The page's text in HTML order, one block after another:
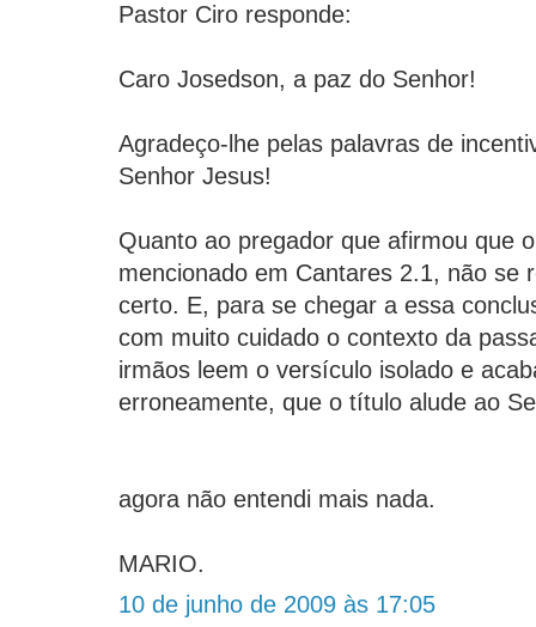
Pastor Ciro responde:
Caro Josedson, a paz do Senhor!
Agradeço-lhe pelas palavras de
Senhor Jesus!
Quanto ao pregador que afirmou que
mencionado em Cantares 2.1, não se
certo. E, para se chegar a essa
com muito cuidado o contexto da
irmãos leem o versículo isolado e
erroneamente, que o título alude ao
agora não entendi mais nada.
MARIO.
10 de junho de 2009 às 17:05